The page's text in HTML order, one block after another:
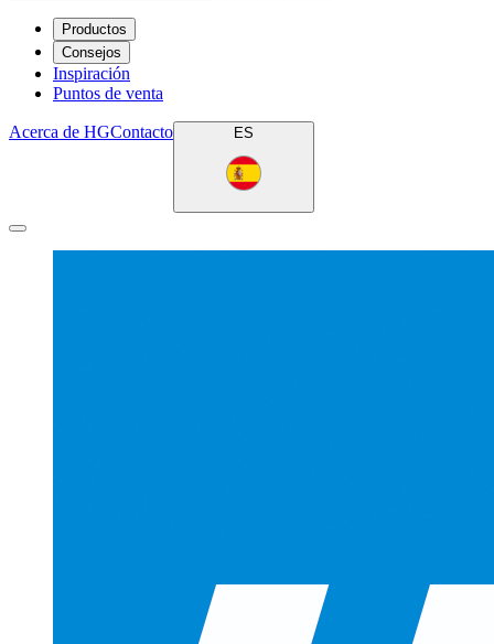
Productos
Consejos
Inspiración
Puntos de venta
Acerca de HGContacto ES